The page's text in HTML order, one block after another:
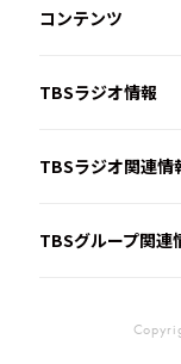
コンテンツ
TBSラジオ情報
TBSラジオ関連情
TBSグループ関連